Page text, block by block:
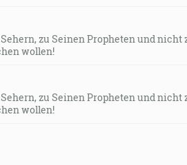
zu Seinen Propheten und
wollen!
zu Seinen Propheten und
wollen!